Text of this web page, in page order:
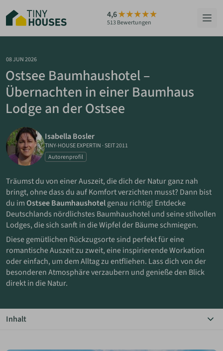
Hauptinhalt
springen
4,6
513 Bewertungen
HÄUSER
BERATUNG
GRUNDSTÜCKE
RATGEBER
ÜBER UNS
ZUM HAUS-FINDER
PARTNER WERDEN
ANMELDEN
MERKLISTE
08 JUN 2026
Ostsee Baumhaushotel –
Übernachten in einer Baumhaus
Lodge an der Ostsee
Isabella Bosler
TINY-HOUSE EXPERTIN · SEIT 2011
Autorenprofil
Träumst du von einer Auszeit, die dich der Natur ganz nah
bringt, ohne dass du auf Komfort verzichten musst? Dann bist
du imOstsee Baumhaushotelgenau richtig! Entdecke
Deutschlands nördlichstes Baumhaushotel und seine stilvollen
Lodges, die sich sanft in die Wipfel der Bäume schmiegen.
Diese gemütlichen Rückzugsorte sind perfekt für eine
romantische Auszeit zu zweit, eine inspirierende Workation
oder einfach, um dem Alltag zu entfliehen. Lass dich von der
besonderen Atmosphäre verzaubern und genieße den Blick
direkt in die Natur.
Inhalt